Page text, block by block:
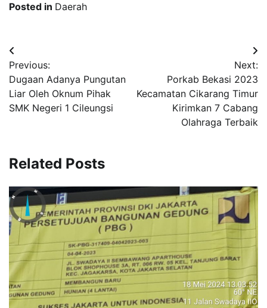
Posted in Daerah
Post
navigation
Previous:
Dugaan Adanya Pungutan
Liar Oleh Oknum Pihak
SMK Negeri 1 Cileungsi
Next:
Porkab Bekasi 2023
Kecamatan Cikarang Timur
Kirimkan 7 Cabang
Olahraga Terbaik
Related Posts